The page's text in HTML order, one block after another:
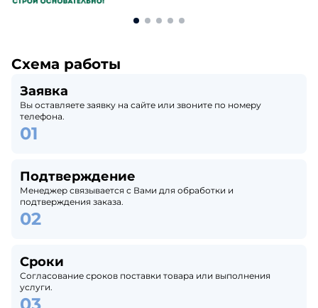
Схема работы
Заявка
Вы оставляете заявку на сайте или звоните по номеру
телефона.
Подтверждение
Менеджер связывается с Вами для обработки и
подтверждения заказа.
Сроки
Согласование сроков поставки товара или выполнения
услуги.